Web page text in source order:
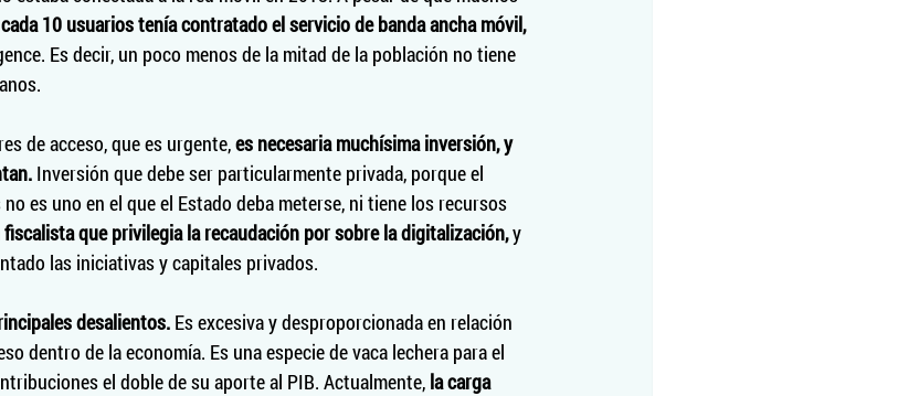
10 usuarios tenía contratado el servicio de banda ancha móvil,
Es decir, un poco menos de la mitad de la población no tiene
de acceso, que es urgente, es necesaria muchísima inversión, y
Inversión que debe ser particularmente privada, porque el
es uno en el que el Estado deba meterse, ni tiene los recursos
que privilegia la recaudación por sobre la digitalización, y
las iniciativas y capitales privados.
desalientos. Es excesiva y desproporcionada en relación
dentro de la economía. Es una especie de vaca lechera para el
el doble de su aporte al PIB. Actualmente, la carga